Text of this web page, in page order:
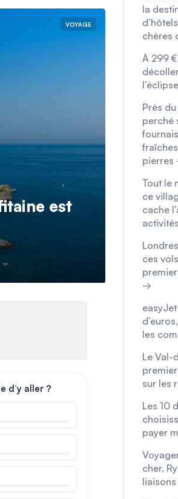
VOYAGE
est
d’y aller ?
la
chères
À 299
Près
perché
pierres
Tout le
ce
cache
ces
→
les
Le Val-
sur les
Les 10
payer
cher,